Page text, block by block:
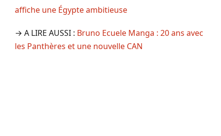
affiche une Égypte ambitieuse
→ A LIRE AUSSI : Bruno Ecuele Manga : 20 ans avec
les Panthères et une nouvelle CAN